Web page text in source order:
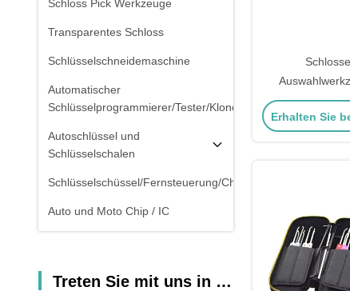
Schloss Pick Werkzeuge
Transparentes Schloss
Schlüsselschneidemaschine
Automatischer
Schlüsselprogrammierer/Tester/Kloner
Autoschlüssel und
Schlüsselschalen
Schlüsselschüssel/Fernsteuerung/Chipschlüssel
Auto und Moto Chip / IC
Treten Sie mit uns in Verbindung
Haken
Auswahl
Erhalten Sie